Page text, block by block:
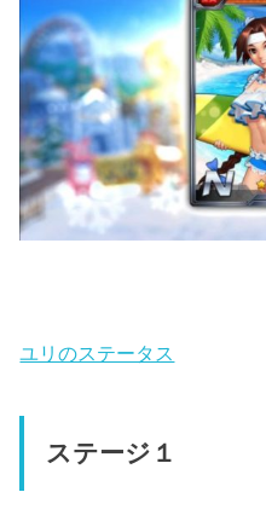
ユリのステータス
ステージ１